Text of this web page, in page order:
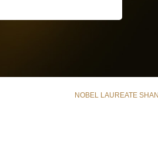
NOBEL LAUREATE